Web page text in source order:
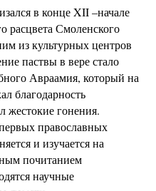
в конце XII –начале
расцвета Смоленского
из культурных центров
паствы в вере стало
Авраамия, который на
благодарность
жестокие гонения.
православных
и изучается на
почитанием
научные